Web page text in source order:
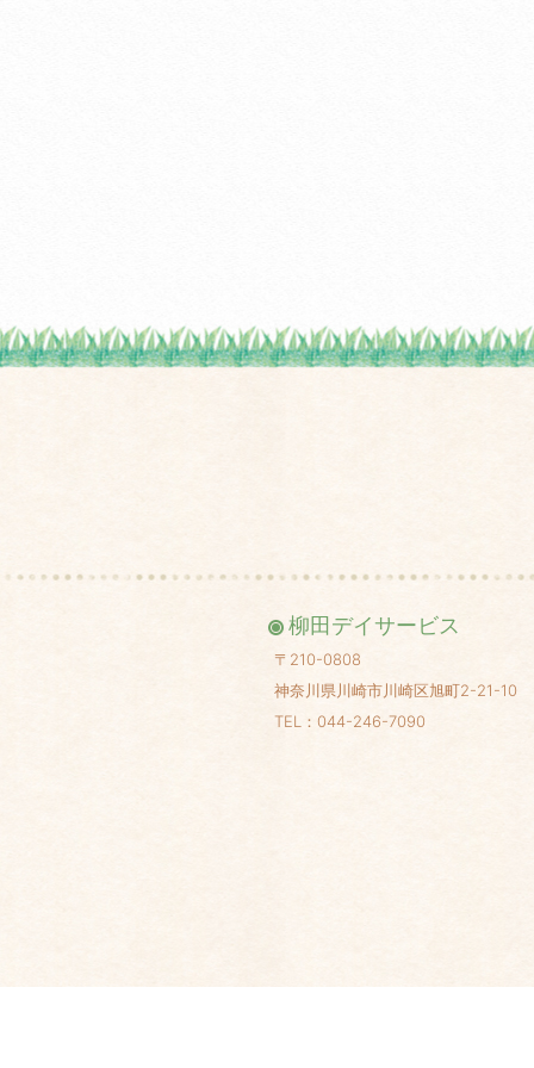
柳田デイサービス
〒210-0808
神奈川県川崎市川崎区旭町2-21-10
TEL：044-246-7090